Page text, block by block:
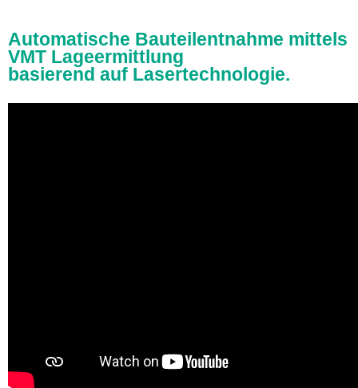
Automatische Bauteilentnahme mittels
VMT Lageermittlung
basierend auf Lasertechnologie.